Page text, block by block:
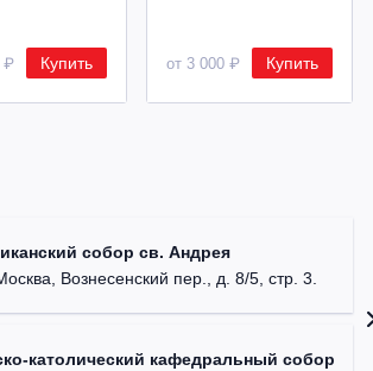
₽ Купить от 3 000 ₽ Купить
собор св. Андрея
Вознесенский пер., д. 8/5, стр. 3.
католический кафедральный собор